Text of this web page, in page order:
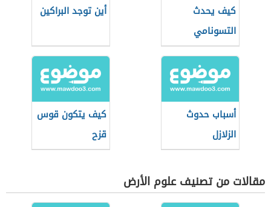
كيف يحدث
التسونامي
أين توجد البراكين
أسباب حدوث
الزلازل
كيف يتكون قوس
قزح
مقالات من تصنيف علوم الأرض